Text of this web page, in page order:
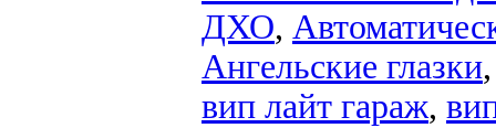
ДХО,
Ангельские глазки
вип лайт гараж,